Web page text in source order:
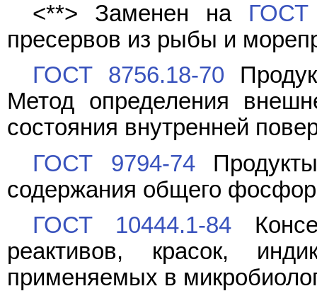
<**> Заменен на ГОСТ
пресервов из рыбы и
ГОСТ 8756.18-70
Метод определения
состояния внутренней
ГОСТ 9794-74
содержания общего
ГОСТ 10444.1-84
реактивов, красок,
применяемых в